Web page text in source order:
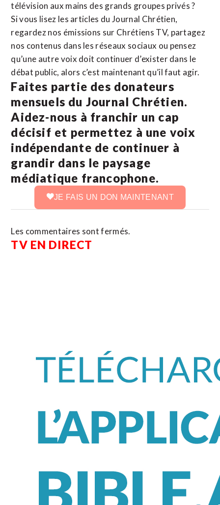
télévision aux mains des grands groupes privés ?
Si vous lisez les articles du Journal Chrétien,
regardez nos émissions sur Chrétiens TV, partagez
nos contenus dans les réseaux sociaux ou pensez
qu’une autre voix doit continuer d’exister dans le
débat public, alors c’est maintenant qu’il faut agir.
Faites partie des donateurs
mensuels du Journal Chrétien.
Aidez-nous à franchir un cap
décisif et permettez à une voix
indépendante de continuer à
grandir dans le paysage
médiatique francophone.
JE FAIS UN DON MAINTENANT
Les commentaires sont fermés.
TV EN DIRECT